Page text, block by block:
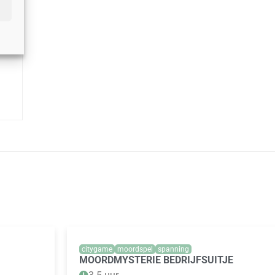
citygame moordspel spanning
MOORDMYSTERIE BEDRIJFSUITJE